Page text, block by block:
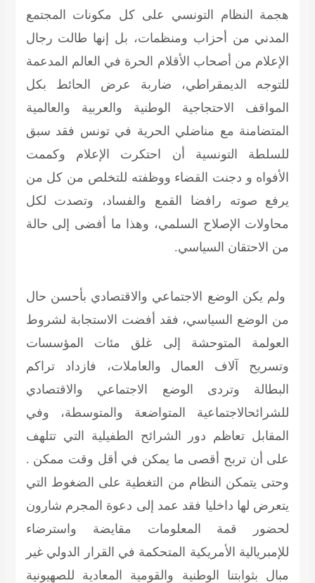
هجمة النظام التونسي على كل مكونات المجتمع
المدني من أحزاب ومنظمات، بل إنها طالت رجال
الإعلام من أصحاب الأقلام الحرة في العالم المدعمة
للتوجه الديمقراطي، ضاربة عرض الحائط بكل
المواقف الاحتجاجية الوطنية والعربية والعالمية
المتضامنة مع مناضلي الحرية في تونس فقد سبق
للسلطة التونسية أن احتكرت الإعلام وكممت
الأفواه و دجنت القضاء ووظفته للتخلص من كل من
يرفع صوته رافضا القمع والفساد، وتصدت لكل
محاولات الإصلاح السلمي، وهذا ما أفضى إلى حالة
من الاحتقان السياسي.
ولم يكن الوضع الاجتماعي والاقتصادي بأحسن حال
من الوضع السياسي، فقد أفضت الاستجابة لشروط
العولمة المتوحشة إلى غلق مئات المؤسسات
وتسريح آلاف العمال والعاملات، فازداد تراكم
البطالة وتردى الوضع الاجتماعي والاقتصادي
للشرائحالاجتماعية المتواضعة والمتوسطة، وفي
المقابل تعاظم دور الشرائح الطفيلية التي تتلهف
على أن تربح أقصى ما يمكن في أقل وقت ممكن .
وحتى يتمكن النظام من التغطية على الضغوط التي
يتعرض لها داخليا فقد عمد إلى دعوة المجرم شارون
لحضور قمة المعلومات مقايضة واسترضاء
للإمبريالية الأمريكية المتحكمة في القرار الدولي غير
مبال بثوابتنا الوطنية والقومية المعادية للصهيونية